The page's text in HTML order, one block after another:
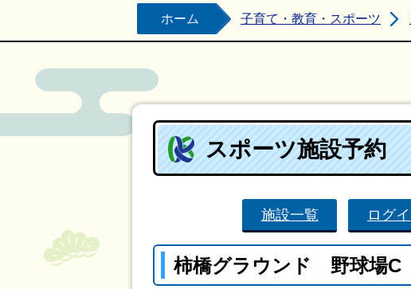
ホーム 子育て・教育・スポーツ
スポーツ施設予約
施設一覧 ログ
柿橋グラウンド 野球場C